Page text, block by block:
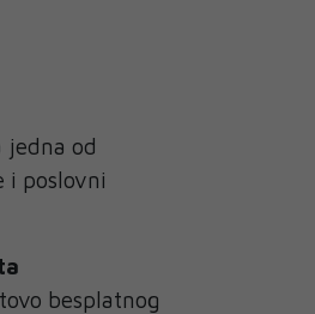
jedna od
i poslovni
besplatnog